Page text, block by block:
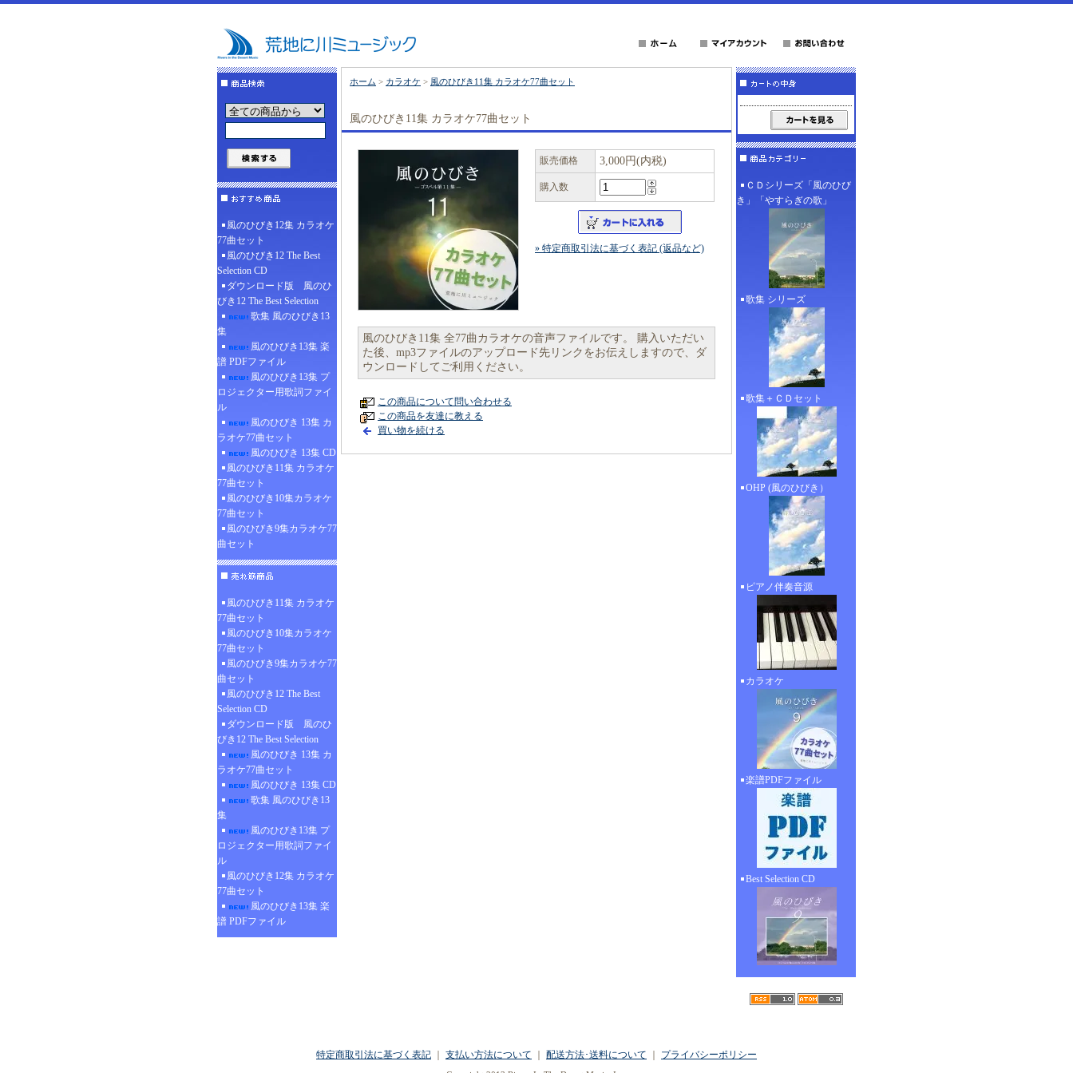
風のひびき12集 カラオケ
77曲セット
風のひびき12 The Best
Selection CD
ダウンロード版 風のひ
びき12 The Best Selection
歌集 風のひびき13
集
風のひびき13集 楽
譜 PDFファイル
風のひびき13集 プ
ロジェクター用歌詞ファイ
ル
風のひびき 13集 カ
ラオケ77曲セット
風のひびき 13集 CD
風のひびき11集 カラオケ
77曲セット
風のひびき10集カラオケ
77曲セット
風のひびき9集カラオケ77
曲セット
風のひびき11集 カラオケ
77曲セット
風のひびき10集カラオケ
77曲セット
風のひびき9集カラオケ77
曲セット
風のひびき12 The Best
Selection CD
ダウンロード版 風のひ
びき12 The Best Selection
風のひびき 13集 カ
ラオケ77曲セット
風のひびき 13集 CD
歌集 風のひびき13
集
風のひびき13集 プ
ロジェクター用歌詞ファイ
ル
風のひびき12集 カラオケ
77曲セット
風のひびき13集 楽
譜 PDFファイル
ホーム > カラオケ > 風のひびき11集 カラオケ77曲セット
風のひびき11集 カラオケ77曲セット
販売価格 3,000円(内税)
購入数
» 特定商取引法に基づく表記 (返品など)
風のひびき11集 全77曲カラオケの音声ファイルです。 購入いただい
た後、mp3ファイルのアップロード先リンクをお伝えしますので、ダ
ウンロードしてご利用ください。
この商品について問い合わせる
この商品を友達に教える
買い物を続ける
ＣＤシリーズ「風のひび
き」「やすらぎの歌」
歌集 シリーズ
歌集＋ＣＤセット
OHP (風のひびき）
ピアノ伴奏音源
カラオケ
楽譜PDFファイル
Best Selection CD
特定商取引法に基づく表記 支払い方法について 配送方法･送料について プライバシーポリシー